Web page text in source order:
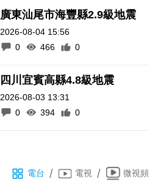
廣東汕尾市海豐縣2.9級地震
2026-08-04 15:56
0
466 0
四川宜賓高縣4.8級地震
2026-08-03 13:31
0
394 0
電台 / 電視 / 微視頻